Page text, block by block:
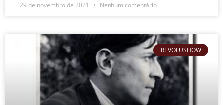
29 de novembro de 2021 Nenhum comentário
REVOLUSHOW